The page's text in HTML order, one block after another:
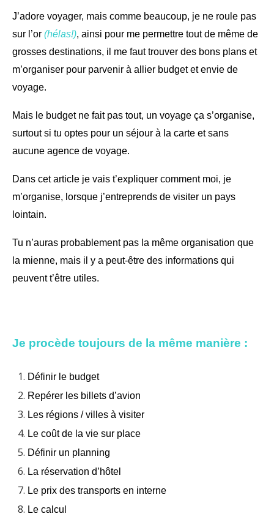
J’adore voyager, mais comme beaucoup, je ne roule pas
sur l’or (hélas!), ainsi pour me permettre tout de même de
grosses destinations, il me faut trouver des bons plans et
m’organiser pour parvenir à allier budget et envie de
voyage.
Mais le budget ne fait pas tout, un voyage ça s’organise,
surtout si tu optes pour un séjour à la carte et sans
aucune agence de voyage.
Dans cet article je vais t’expliquer comment moi, je
m’organise, lorsque j’entreprends de visiter un pays
lointain.
Tu n’auras probablement pas la même organisation que
la mienne, mais il y a peut-être des informations qui
peuvent t’être utiles.
Je procède toujours de la même manière :
Définir le budget
Repérer les billets d’avion
Les régions / villes à visiter
Le coût de la vie sur place
Définir un planning
La réservation d’hôtel
Le prix des transports en interne
Le calcul